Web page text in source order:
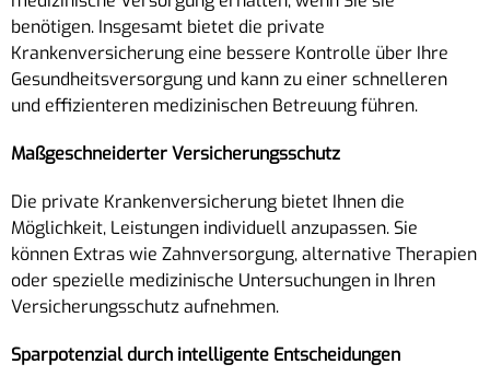
benötigen. Insgesamt bietet die private
Krankenversicherung eine bessere Kontrolle über Ihre
Gesundheitsversorgung und kann zu einer schnelleren
und effizienteren medizinischen Betreuung führen.
Maßgeschneiderter Versicherungsschutz
Die private Krankenversicherung bietet Ihnen die
Möglichkeit, Leistungen individuell anzupassen. Sie
können Extras wie Zahnversorgung, alternative Therapien
oder spezielle medizinische Untersuchungen in Ihren
Versicherungsschutz aufnehmen.
Sparpotenzial durch intelligente Entscheidungen